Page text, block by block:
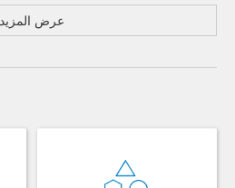
عرض المزيد